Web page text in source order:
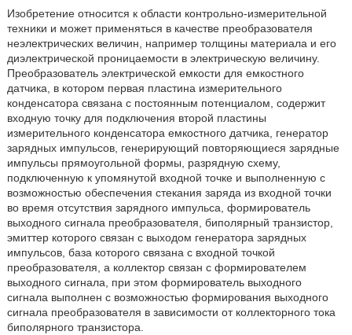
Изобретение относится к области контрольно-измерительной
техники и может применяться в качестве преобразователя
неэлектрических величин, например толщины материала и его
диэлектрической проницаемости в электрическую величину.
Преобразователь электрической емкости для емкостного
датчика, в котором первая пластина измерительного
конденсатора связана с постоянным потенциалом, содержит
входную точку для подключения второй пластины
измерительного конденсатора емкостного датчика, генератор
зарядных импульсов, генерирующий повторяющиеся зарядные
импульсы прямоугольной формы, разрядную схему,
подключенную к упомянутой входной точке и выполненную с
возможностью обеспечения стекания заряда из входной точки
во время отсутствия зарядного импульса, формирователь
выходного сигнала преобразователя, биполярный транзистор,
эмиттер которого связан с выходом генератора зарядных
импульсов, база которого связана с входной точкой
преобразователя, а коллектор связан с формирователем
выходного сигнала, при этом формирователь выходного
сигнала выполнен с возможностью формирования выходного
сигнала преобразователя в зависимости от коллекторного тока
биполярного транзистора.